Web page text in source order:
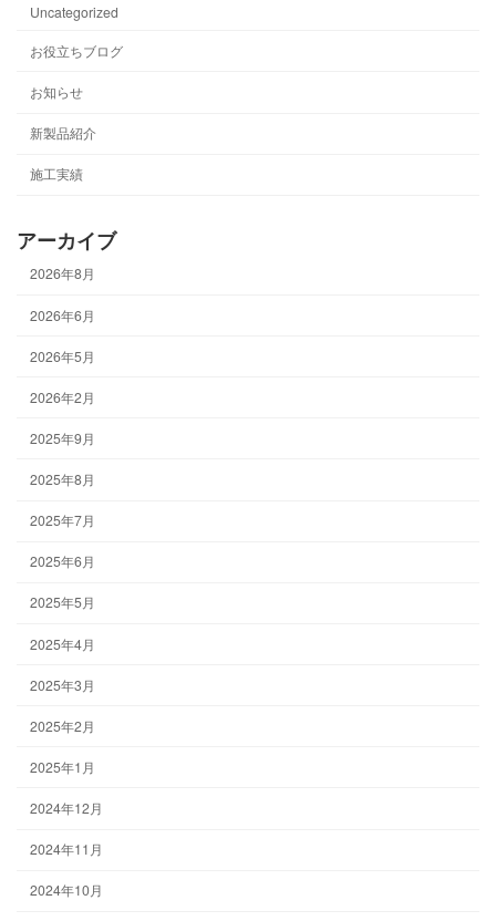
Uncategorized
お役立ちブログ
お知らせ
新製品紹介
施工実績
アーカイブ
2026年8月
2026年6月
2026年5月
2026年2月
2025年9月
2025年8月
2025年7月
2025年6月
2025年5月
2025年4月
2025年3月
2025年2月
2025年1月
2024年12月
2024年11月
2024年10月